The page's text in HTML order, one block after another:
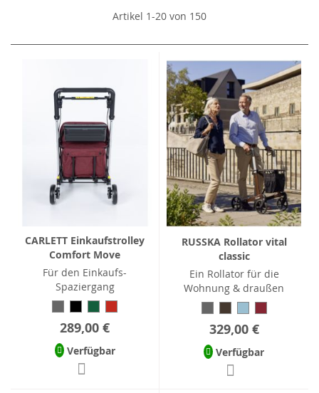
Artikel 1-20 von 150
CARLETT Einkaufstrolley
Comfort Move
Für den Einkaufs-
Spaziergang
289,00 €
Verfügbar
RUSSKA Rollator vital
classic
Ein Rollator für die
Wohnung & draußen
329,00 €
Verfügbar